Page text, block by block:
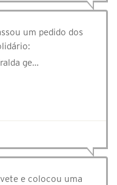
um pedido dos
ge…
e colocou uma